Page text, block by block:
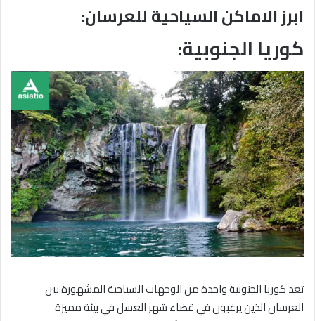
ابرز الاماكن السياحية للعرسان:
كوريا الجنوبية:
تعد كوريا الجنوبية واحدة من الوجهات السياحية المشهورة بين
العرسان الذين يرغبون في قضاء شهر العسل في بيئة مميزة